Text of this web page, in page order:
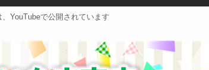
、YouTubeで公開されています